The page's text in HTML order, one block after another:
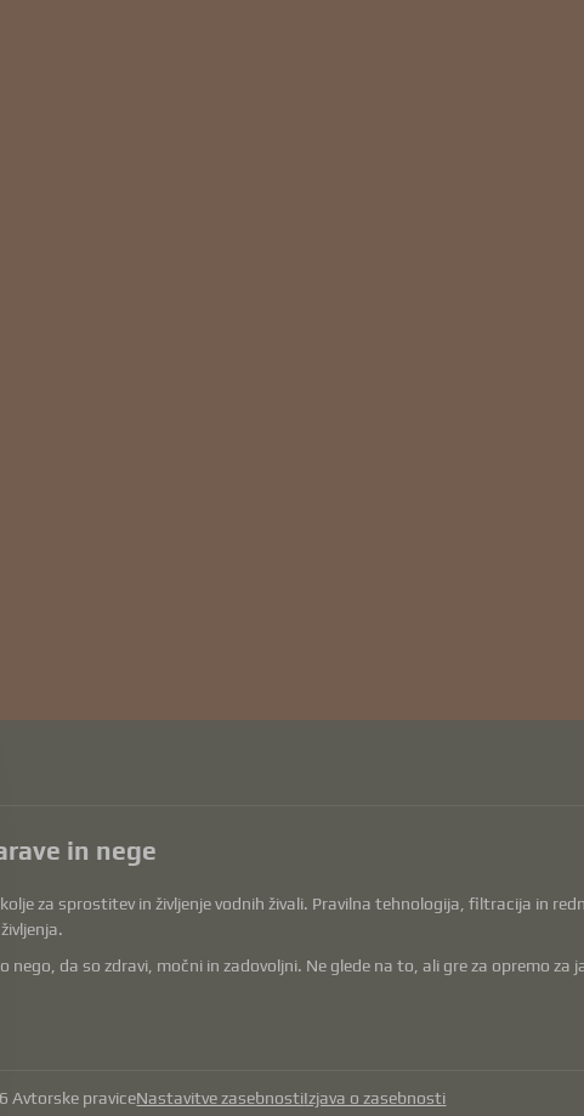
in nege
za sprostitev in življenje vodnih živali. Pravilna tehnologija, filtracija in
da so zdravi, močni in zadovoljni. Ne glede na to, ali gre za opremo za
Avtorske praviceNastavitve zasebnostiIzjava o zasebnosti